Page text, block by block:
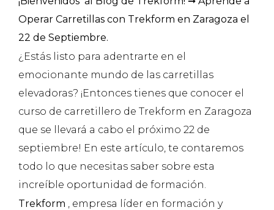
Operar Carretillas con Trekform en Zaragoza el
22 de Septiembre.
¿Estás listo para adentrarte en el
emocionante mundo de las carretillas
elevadoras? ¡Entonces tienes que conocer el
curso de carretillero de Trekform en Zaragoza
que se llevará a cabo el próximo 22 de
septiembre! En este artículo, te contaremos
todo lo que necesitas saber sobre esta
increíble oportunidad de formación.
Trekform , empresa líder en formación y